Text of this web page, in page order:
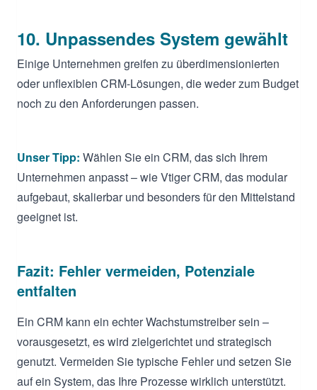
10. Unpassendes System gewählt
Einige Unternehmen greifen zu überdimensionierten
oder unflexiblen CRM-Lösungen, die weder zum Budget
noch zu den Anforderungen passen.
Unser Tipp: Wählen Sie ein CRM, das sich Ihrem
Unternehmen anpasst – wie Vtiger CRM, das modular
aufgebaut, skalierbar und besonders für den Mittelstand
geeignet ist.
Fazit: Fehler vermeiden, Potenziale
entfalten
Ein CRM kann ein echter Wachstumstreiber sein –
vorausgesetzt, es wird zielgerichtet und strategisch
genutzt. Vermeiden Sie typische Fehler und setzen Sie
auf ein System, das Ihre Prozesse wirklich unterstützt.